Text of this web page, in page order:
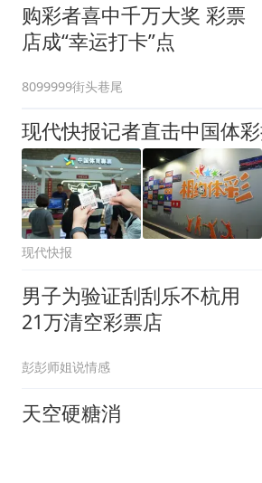
购彩者喜中千万大奖 彩票
店成“幸运打卡”点
8099999街头巷尾
现代快报
男子为验证刮刮乐不杭用
21万清空彩票店
彭彭师姐说情感
天空硬糖消